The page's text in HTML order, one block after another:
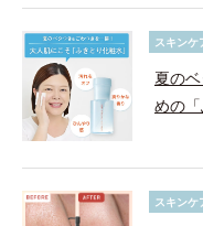
スキンケ
夏の
めの
スキンケ